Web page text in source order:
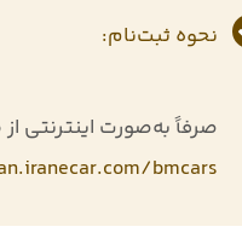
نحوه ثبت‌نام:
صرفاً به‌صورت اینترنتی
bmcars